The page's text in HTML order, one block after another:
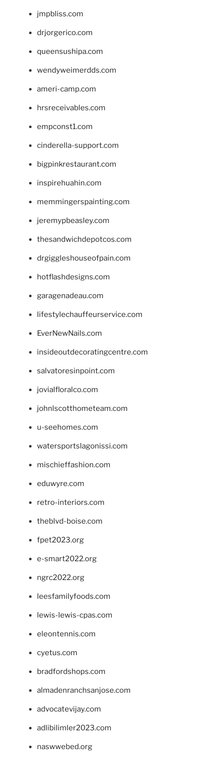
jmpbliss.com
drjorgerico.com
queensushipa.com
wendyweimerdds.com
ameri-camp.com
hrsreceivables.com
empconst1.com
cinderella-support.com
bigpinkrestaurant.com
inspirehuahin.com
memmingerspainting.com
jeremypbeasley.com
thesandwichdepotcos.com
drgiggleshouseofpain.com
hotflashdesigns.com
garagenadeau.com
lifestylechauffeurservice.com
EverNewNails.com
insideoutdecoratingcentre.com
salvatoresinpoint.com
jovialfloralco.com
johnlscotthometeam.com
u-seehomes.com
watersportslagonissi.com
mischieffashion.com
eduwyre.com
retro-interiors.com
theblvd-boise.com
fpet2023.org
e-smart2022.org
ngrc2022.org
leesfamilyfoods.com
lewis-lewis-cpas.com
eleontennis.com
cyetus.com
bradfordshops.com
almadenranchsanjose.com
advocatevijay.com
adlibilimler2023.com
naswwebed.org